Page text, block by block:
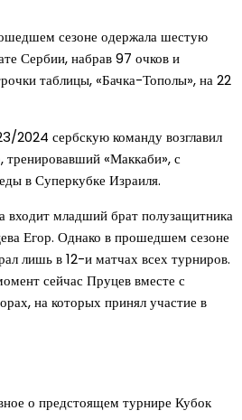
сезоне одержала шестую
Сербии, набрав 97 очков и
таблицы, «Бачка-Тополы», на 22
2024 сербскую команду возглавил
тренировавший «Маккаби», с
в Суперкубке Израиля.
входит младший брат полузащитника
Егор. Однако в прошедшем сезоне
лишь в 12-и матчах всех турниров.
сейчас Пруцев вместе с
на которых принял участие в